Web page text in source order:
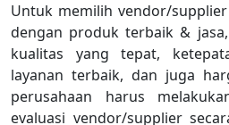
Untuk memilih vendor/
dengan produk terbaik &
kualitas yang tepat,
layanan terbaik, dan juga
perusahaan harus
evaluasi vendor/supplier